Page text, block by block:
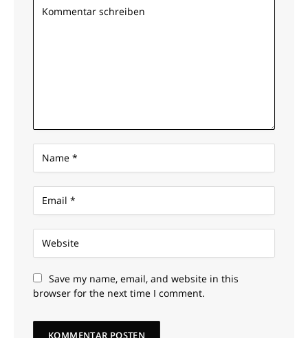
Save my name, email, and website in this
browser for the next time I comment.